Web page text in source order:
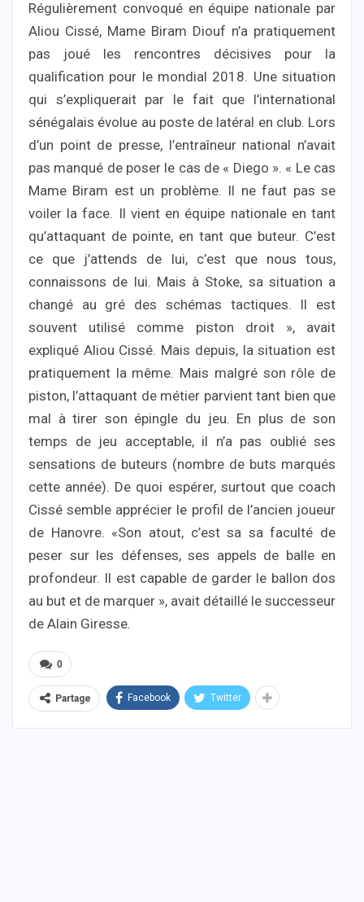
Régulièrement convoqué en équipe nationale par
Aliou Cissé, Mame Biram Diouf n’a pratiquement
pas joué les rencontres décisives pour la
qualification pour le mondial 2018. Une situation
qui s’expliquerait par le fait que l’international
sénégalais évolue au poste de latéral en club. Lors
d’un point de presse, l’entraîneur national n’avait
pas manqué de poser le cas de « Diego ». « Le cas
Mame Biram est un problème. Il ne faut pas se
voiler la face. Il vient en équipe nationale en tant
qu’attaquant de pointe, en tant que buteur. C’est
ce que j’attends de lui, c’est que nous tous,
connaissons de lui. Mais à Stoke, sa situation a
changé au gré des schémas tactiques. Il est
souvent utilisé comme piston droit », avait
expliqué Aliou Cissé. Mais depuis, la situation est
pratiquement la même. Mais malgré son rôle de
piston, l’attaquant de métier parvient tant bien que
mal à tirer son épingle du jeu. En plus de son
temps de jeu acceptable, il n’a pas oublié ses
sensations de buteurs (nombre de buts marqués
cette année). De quoi espérer, surtout que coach
Cissé semble apprécier le profil de l’ancien joueur
de Hanovre. «Son atout, c’est sa sa faculté de
peser sur les défenses, ses appels de balle en
profondeur. Il est capable de garder le ballon dos
au but et de marquer », avait détaillé le successeur
de Alain Giresse.
0
Partage Facebook Twitter